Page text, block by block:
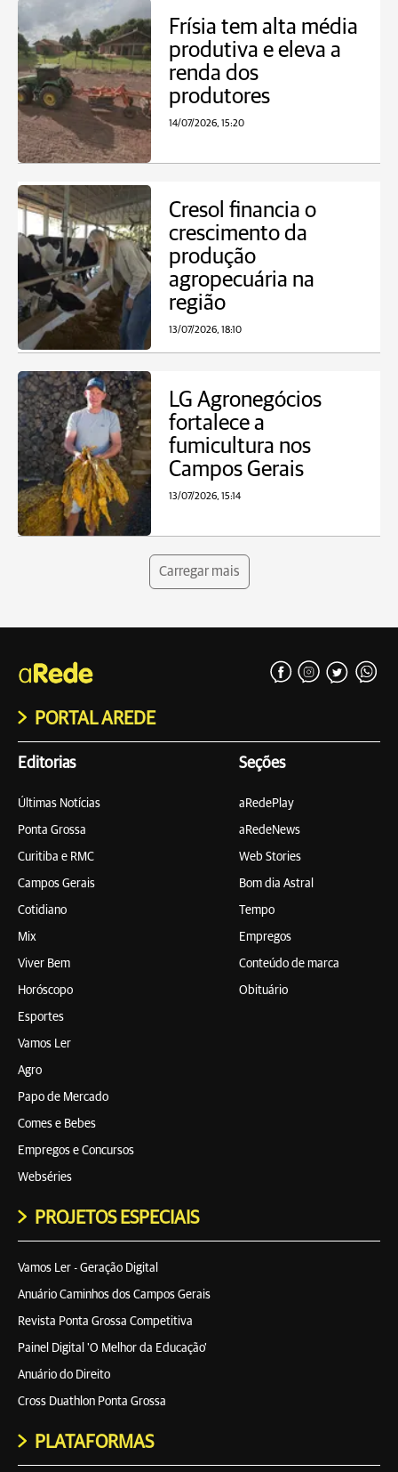
Frísia tem alta média
produtiva e eleva a
renda dos
produtores
14/07/2026, 15:20
Cresol financia o
crescimento da
produção
agropecuária na
região
13/07/2026, 18:10
LG Agronegócios
fortalece a
fumicultura nos
Campos Gerais
13/07/2026, 15:14
Carregar mais
PORTAL AREDE
Editorias
Últimas Notícias
Ponta Grossa
Curitiba e RMC
Campos Gerais
Cotidiano
Mix
Viver Bem
Horóscopo
Esportes
Vamos Ler
Agro
Papo de Mercado
Comes e Bebes
Empregos e Concursos
Webséries
Seções
aRedePlay
aRedeNews
Web Stories
Bom dia Astral
Tempo
Empregos
Conteúdo de marca
Obituário
PROJETOS ESPECIAIS
Vamos Ler - Geração Digital
Anuário Caminhos dos Campos Gerais
Revista Ponta Grossa Competitiva
Painel Digital 'O Melhor da Educação'
Anuário do Direito
Cross Duathlon Ponta Grossa
PLATAFORMAS